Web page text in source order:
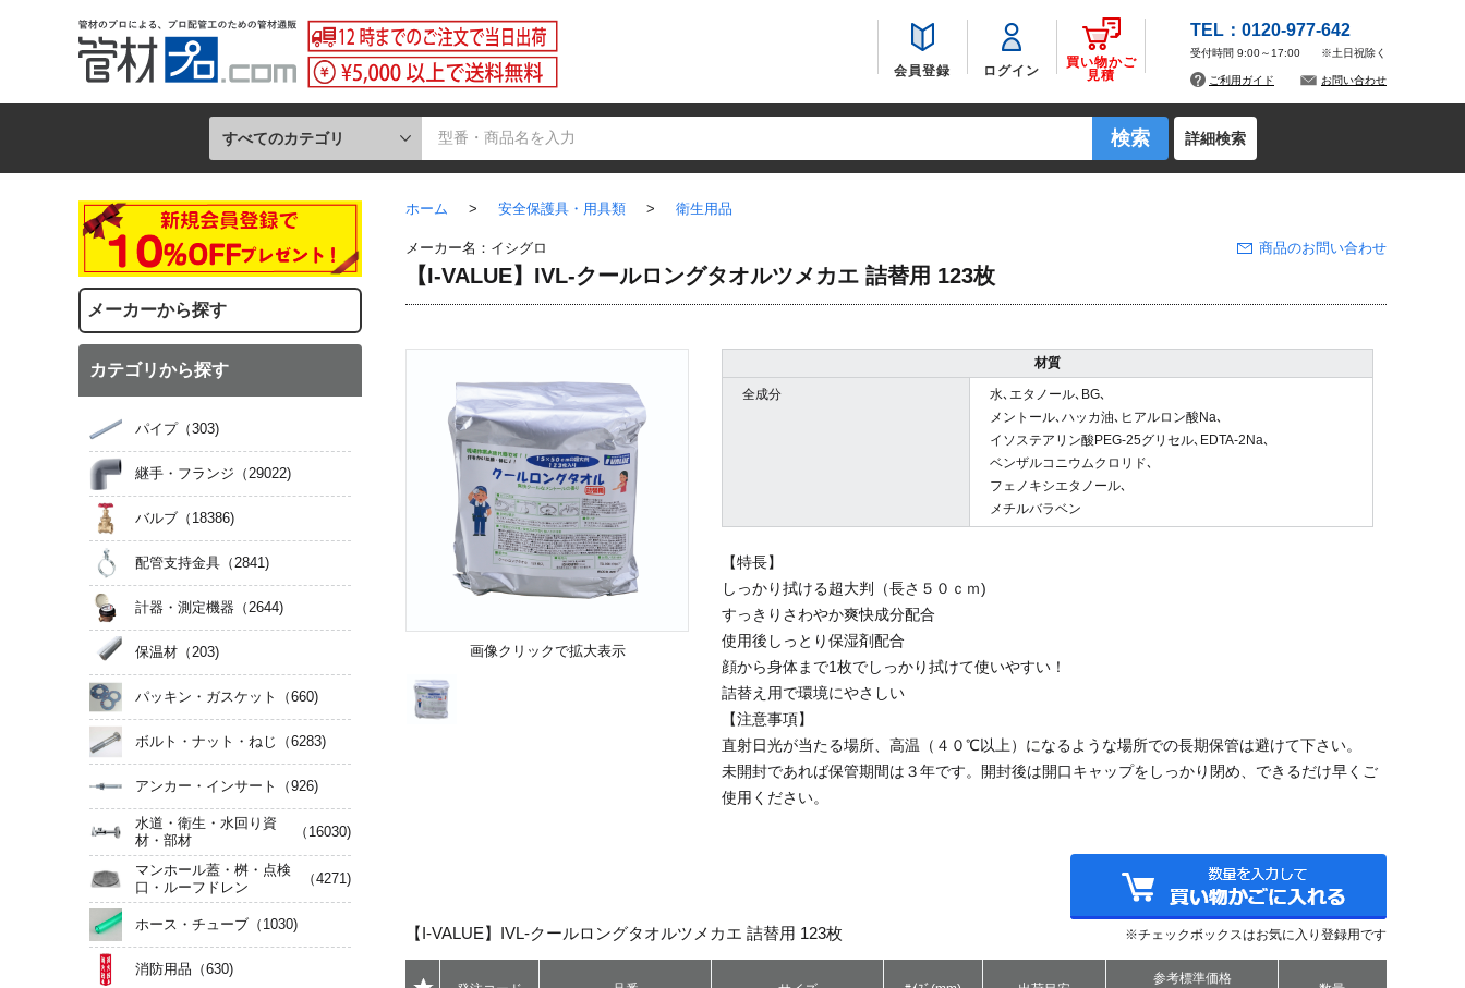
すべてのカテゴリ 詳細検索
会員登録 ログイン
買い物かご
見積
TEL：0120-977-642
受付時間 9:00～17:00 ※土日祝除く
ご利用ガイド お問い合わせ
ホーム > 安全保護具・用具類 > 衛生用品
メーカー名： イシグロ 商品のお問い合わせ
【I-VALUE】IVL-クールロングタオルツメカエ 詰替用 123枚
画像クリックで拡大表示
材質
全成分
水､エタノール､BG､
メントール､ハッカ油､ヒアルロン酸Na､
イソステアリン酸PEG-25グリセル､EDTA-2Na､
ベンザルコニウムクロリド､
フェノキシエタノール､
メチルバラベン
【特長】
しっかり拭ける超大判（長さ５０ｃｍ)
すっきりさわやか爽快成分配合
使用後しっとり保湿剤配合
顔から身体まで1枚でしっかり拭けて使いやすい！
詰替え用で環境にやさしい
【注意事項】
直射日光が当たる場所、高温（４０℃以上）になるような場所での長期保管は避けて下さい。
未開封であれば保管期間は３年です。開封後は開口キャップをしっかり閉め、できるだけ早くご
使用ください。
【I-VALUE】IVL-クールロングタオルツメカエ 詰替用 123枚 ※チェックボックスはお気に入り登録用です
参考標準価格
メーカーから探す
カテゴリから探す
パイプ（303)
継手・フランジ （29022)
バルブ （18386)
配管支持金具 （2841)
計器・測定機器 （2644)
保温材 （203)
パッキン・ガスケット （660)
ボルト・ナット・ねじ （6283)
アンカー・インサート （926)
水道・衛生・水回り資
材・部材
（16030)
マンホール蓋・桝・点検
口・ルーフドレン
（4271)
ホース・チューブ （1030)
消防用品 （630)